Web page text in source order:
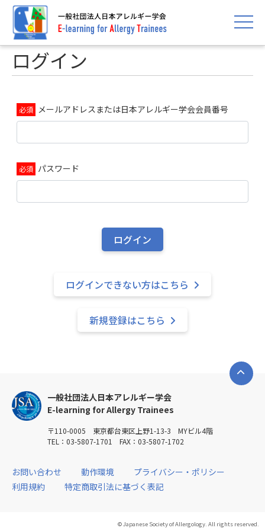
toggle
ログイン
メールアドレスまたは日本アレルギー学会会員番号
パスワード
ログイン
ログインできない方はこちら
新規登録はこちら
一般社団法人日本アレルギー学会
E-learning for Allergy Trainees
〒110-0005 東京都台東区上野1-13-3 MYビル4階
TEL：03-5807-1701 FAX：03-5807-1702
お問い合わせ 動作環境
プライバシー・ポリシー
利用規約
特定商取引法に基づく表記
© Japanese Society of Allergology. All rights reserved.